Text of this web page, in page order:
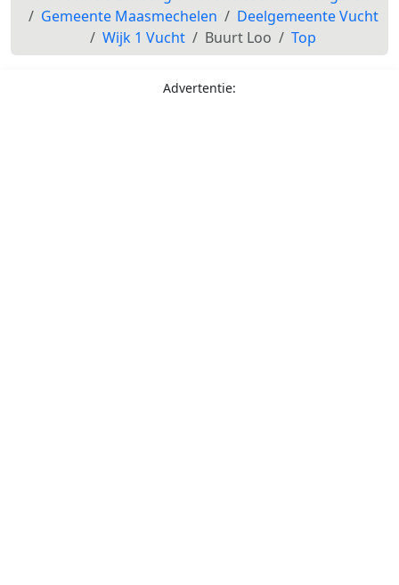
Gemeente Maasmechelen
Deelgemeente Vucht
Wijk 1 Vucht
Buurt Loo Top
Advertentie: